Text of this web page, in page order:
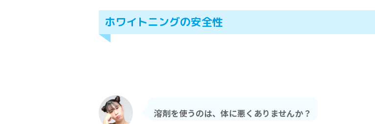
ホワイトニングの安全性
溶剤を使うのは、体に悪くありませんか？